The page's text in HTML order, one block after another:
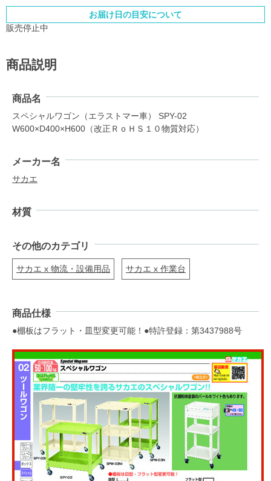
お届け日の目安について
販売停止中
商品説明
商品名
スペシャルワゴン（エラストマー車） SPY-02
W600×D400×H600（改正ＲｏＨＳ１０物質対応）
メーカー名
サカエ
材質
その他のカテゴリ
サカエ x 物流・設備用品 サカエ x 作業台
商品仕様
●棚板はフラット・皿型変更可能！●特許登録：第3437988号